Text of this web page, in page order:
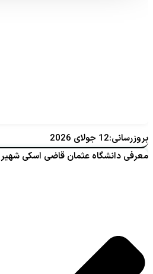
بروزرسانی:12 جولای 2026
معرفی دانشگاه عثمان قاضی اسکی شهیر